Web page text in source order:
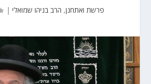
פרשת ואתחנן, הרב בניהו שמואלי |